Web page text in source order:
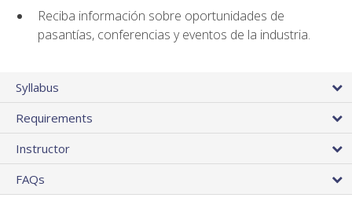
Reciba información sobre oportunidades de
pasantías, conferencias y eventos de la industria.
Syllabus
Requirements
Instructor
FAQs